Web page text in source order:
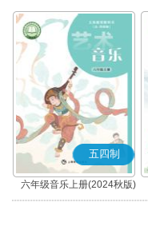
五四制
六年级音乐上册(2024秋版)